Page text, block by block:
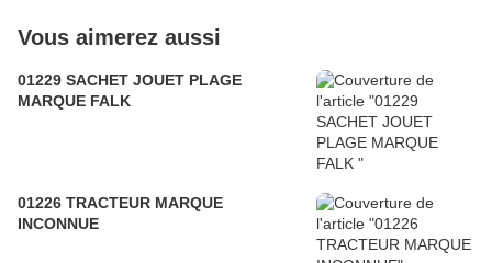
Vous aimerez aussi
01229 SACHET JOUET PLAGE
MARQUE FALK
01226 TRACTEUR MARQUE
INCONNUE